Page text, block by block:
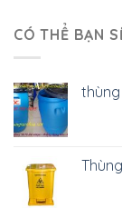
CÓ THỂ BẠN